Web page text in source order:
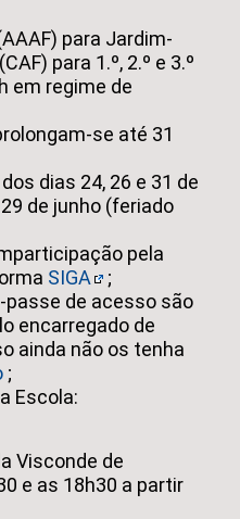
para Jardim-
para 1.º, 2.º e 3.º
em regime de
se até 31
dias 24, 26 e 31 de
de junho (feriado
pela
SIGA
;
passe de acesso são
encarregado de
ainda não os tenha
;
Escola:
Visconde de
e as 18h30 a partir